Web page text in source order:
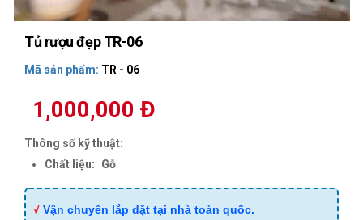
Tủ rượu đẹp TR-06
Mã sản phẩm: TR - 06
1,000,000 Đ
Thông số kỹ thuật:
Chất liệu:
Gỗ
√ Vận chuyển lắp dặt tại nhà toàn quốc.